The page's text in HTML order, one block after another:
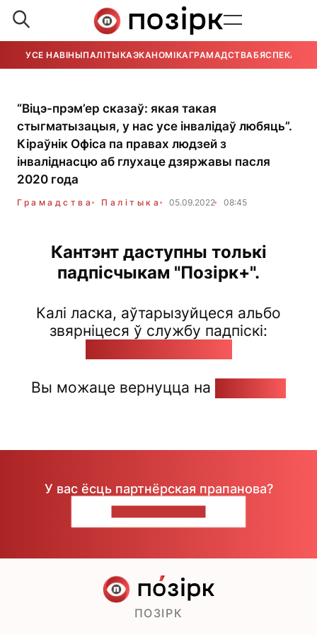
УСЕ НАВІНЫПАЛІТЫКАЭКАНОМІКАГРАМАДСТВАБЯСПЕКА
“Віцэ-прэм’ер сказаў: якая такая
стыгматызацыя, у нас усе інвалідаў любяць”.
Кіраўнік Офіса па правах людзей з
інваліднасцю аб глухаце дзяржавы пасля
2020 гoда
Грамадства Палітыка 05.09.2022 08:45
Кантэнт даступны толькі
падпісчыкам "Позірк+".
Калі ласка, аўтарызуйцеся альбо
звярніцеся ў службу падпіскі:
Вы можаце вернуцца на
У вас ёсць партнёрская прапанова?
ПОЗІРК